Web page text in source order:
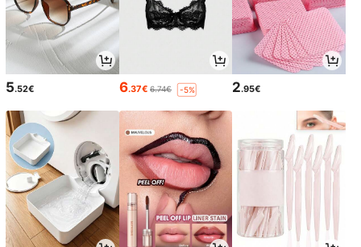
5.52€ 6.37€ 6.74€ -5% 2.95€